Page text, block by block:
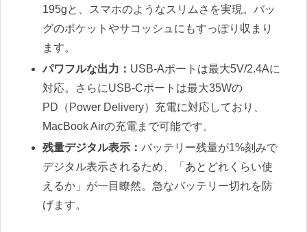
195gと、スマホのようなスリムさを実現。バッ
グのポケットやサコッシュにもすっぽり収まり
ます。
パワフルな出力： USB-Aポートは最大5V/2.4Aに
対応。さらにUSB-Cポートは最大35Wの
PD（Power Delivery）充電に対応しており、
MacBook Airの充電まで可能です。
残量デジタル表示：バッテリー残量が1%刻みで
デジタル表示されるため、「あとどれくらい使
えるか」が一目瞭然。急なバッテリー切れを防
げます。